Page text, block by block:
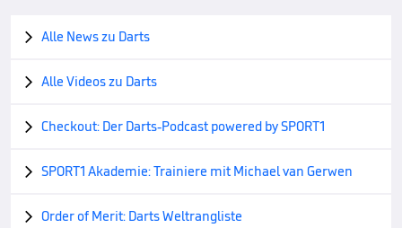
 Alle News zu Darts
 Alle Videos zu Darts
 Checkout: Der Darts-Podcast powered by SPORT1
 SPORT1 Akademie: Trainiere mit Michael van Gerwen
 Order of Merit: Darts Weltrangliste